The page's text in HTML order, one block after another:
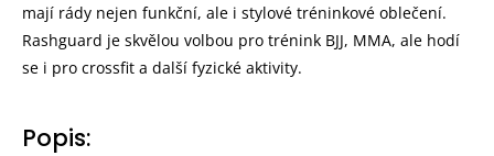
mají rády nejen funkční, ale i stylové tréninkové oblečení.
Rashguard je skvělou volbou pro trénink BJJ, MMA, ale hodí
se i pro crossfit a další fyzické aktivity.
Popis: